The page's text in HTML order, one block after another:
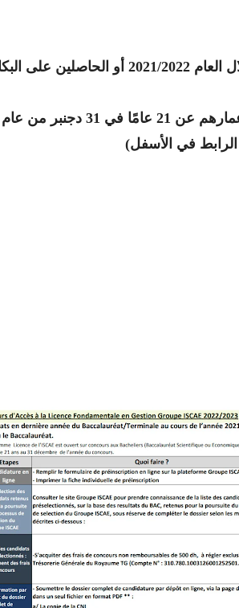
المرشحون في السنة الجارية للبكالوريا خلال العام
عام مسابقة 2022.
في الأسفل)